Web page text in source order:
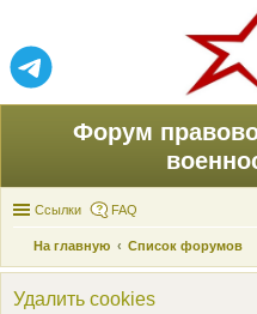
Форум
Ссылки FAQ
На главную
Список форумов
Удалить cookies